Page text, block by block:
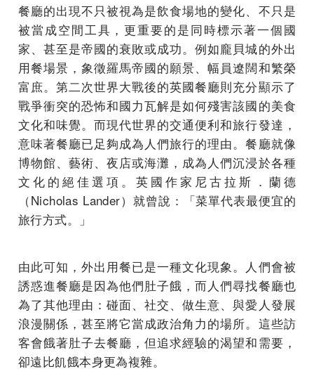
餐廳的出現不只被視為是飲食場地的變化、不只是
被當成空間工具，更重要的是同時標示著一個國
家、甚至是帝國的衰敗或成功。例如龐貝城的外出
用餐場景，象徵羅馬帝國的願景、幅員遼闊和繁榮
富庶。第二次世界大戰後的英國餐廳則充分顯示了
戰爭衝突的恐怖和國力瓦解是如何殘害該國的美食
文化和味覺。而現代世界的交通便利和旅行發達，
意味著餐廳已足夠成為人們旅行的理由。餐廳就像
博物館、藝術、夜店或海灘，成為人們沉浸於各種
文化的絕佳選項。英國作家尼古拉斯．蘭德
（Nicholas Lander）就曾說：「菜單代表最便宜的
旅行方式。」
由此可知，外出用餐已是一種文化現象。人們會被
誘惑進餐廳是因為他們肚子餓，而人們尋找餐廳也
為了其他理由：碰面、社交、做生意、與愛人發展
浪漫關係，甚至將它當成政治角力的場所。這些訪
客會餓著肚子去餐廳，但追求經驗的渴望和需要，
卻遠比飢餓本身更為複雜。